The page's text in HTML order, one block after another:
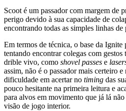
Scoot é um passador com margem de
perigo devido à sua capacidade de
encontrando todas as simples linhas de
Em termos de técnica, o base da Ignite
tentando encontrar colegas com
drible vivo, como shovel passes e
assim, não é o passador mais certeiro
dificuldade em acertar no timing das
pouco hesitante na primeira leitura e
para alvos em movimento que já lá
visão de jogo interior.